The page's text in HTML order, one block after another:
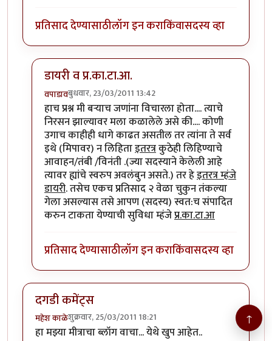
प्रतिसाद देण्यासाठीलॉग इन कराकिंवासदस्य व्हा
डायरी व प्र.का.टा.आ.
वपाडावबुधवार, 23/03/2011 13:42
In reply toडायरी....byपिलीयन रायडर
हाच प्रश्न मी बर्‍याच जणांना विचारला होता.... त्याचे
निरसन झाल्यावर मला कळालेले असे की.... कोणी
उगाच काहीही धागे काढत असतील तर त्यांना ते सर्व
इथे (मिपावर) न लिहिताइतरत्रकुठेही लिहिण्याचे
आवाहन/तंबी /विनंती .(ज्या सदस्याने केलेली आहे
त्यावर ह्यांचे स्वरुप अवलंबुन असते.) तर हेइतरत्र म्हंजे
डायरी. तसेच एकच प्रतिसाद २ वेळा चुकुन तंकल्या
गेला असल्यास तसे आपण (सदस्य) स्वत:च संपादित
करुन टाकता येण्याची सुविधा म्हंजेप्र.का.टा.आ
प्रतिसाद देण्यासाठीलॉग इन कराकिंवासदस्य व्हा
दगडी कमेंट्स
महेश काळेशुक्रवार, 25/03/2011 18:21
हा मझ्या मीत्राचा ब्लॉग वाचा... येथे खुप आहेत..
↑